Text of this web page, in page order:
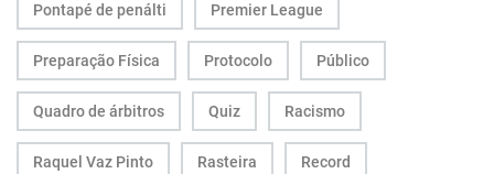
Pontapé de penálti Premier League
Preparação Física Protocolo Público
Quadro de árbitros Quiz Racismo
Raquel Vaz Pinto Rasteira Record